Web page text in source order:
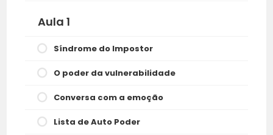
Aula 1
Síndrome do Impostor
O poder da vulnerabilidade
Conversa com a emoção
Lista de Auto Poder